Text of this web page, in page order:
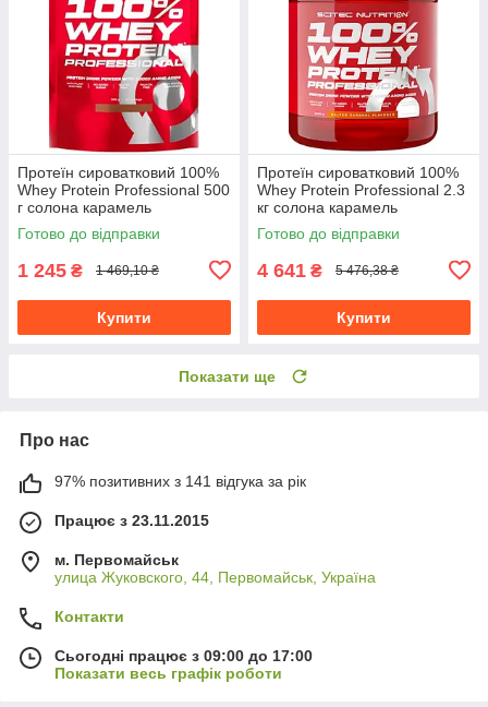
Протеїн сироватковий 100%
Whey Protein Professional 500
г солона карамель
Готово до відправки
1 245 ₴ 1 469,10 ₴
Купити
Протеїн сироватковий 100%
Whey Protein Professional 2.3
кг солона карамель
Готово до відправки
4 641 ₴ 5 476,38 ₴
Купити
Показати ще
Про нас
97% позитивних з 141 відгука за рік
Працює з 23.11.2015
м. Первомайськ
улица Жуковского, 44, Первомайськ, Україна
Контакти
Сьогодні працює з 09:00 до 17:00
Показати весь графік роботи